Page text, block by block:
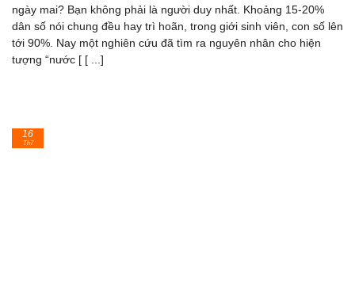
ngày mai? Bạn không phải là người duy nhất. Khoảng 15-20%
dân số nói chung đều hay trì hoãn, trong giới sinh viên, con số lên
tới 90%. Nay một nghiên cứu đã tìm ra nguyên nhân cho hiện
tượng “nước [ [ ...]
16
Th7